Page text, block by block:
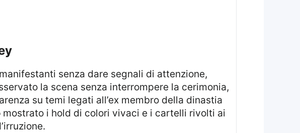
la scena senza interrompere la cerimonia,
su temi legati all’ex membro della dinastia
i hold di colori vivaci e i cartelli rivolti ai